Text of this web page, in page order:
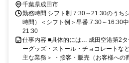
歩約43分 最寄り駅｜空港第２ビル駅(鉄
千葉県成田市
勤務時間 シフト制 7:30～21:30のうち
時間）＜シフト例＞早番:7:30～16:30
21:30
仕事内容 ■具体的には… 成田空港第2
ーグッズ・ストール・チョコレートな
主な業務＞ ・接客・販売（お客様への